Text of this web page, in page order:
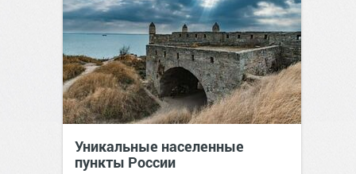
Уникальные населенные
пункты России